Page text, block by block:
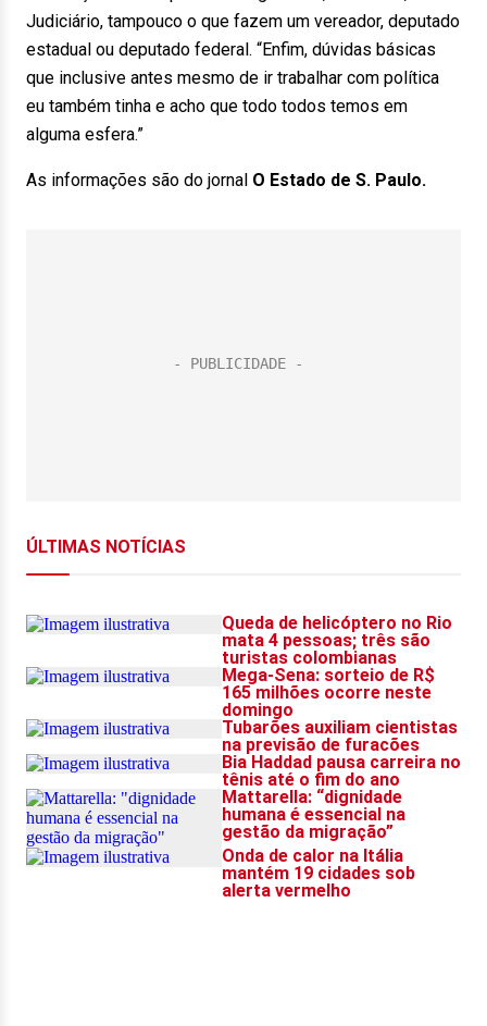
Judiciário, tampouco o que fazem um vereador, deputado
estadual ou deputado federal. “Enfim, dúvidas básicas
que inclusive antes mesmo de ir trabalhar com política
eu também tinha e acho que todo todos temos em
alguma esfera.”
As informações são do jornal O Estado de S. Paulo.